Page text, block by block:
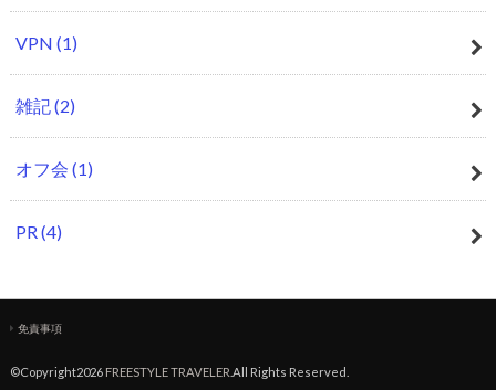
VPN (1)
雑記(2)
オフ会 (1)
PR(4)
免責事項
©Copyright2026 FREESTYLE TRAVELER .All Rights Reserved.